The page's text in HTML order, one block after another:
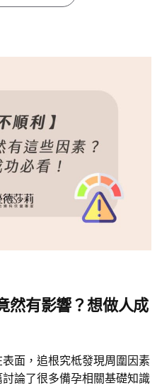
然有影響？想做人成
面，追根究柢發現周圍因素
論了很多備孕相關基礎知識